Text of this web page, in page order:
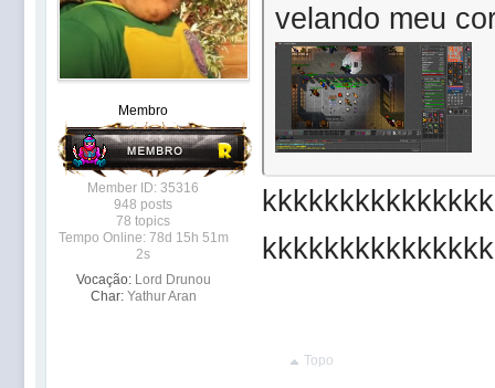
Membro
Member ID: 35316
948 posts
78 topics
Tempo Online: 78d 15h 51m
2s
Vocação: Lord Drunou
Char: Yathur Aran
velando meu
Topo